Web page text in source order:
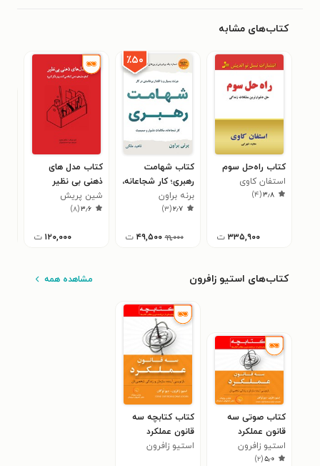
کتاب‌های مشابه
کتاب راه‌حل سوم
استفان کاوی
۳٫۸(۴)
۳۳۵,۹۰۰ ت
٪۵۰
کتاب شهامت
رهبری؛ کار شجاعانه،
مکالمات دشوار و
صمیمیت
برنه براون
۲٫۷(۳)
۹۹,۰۰۰ ۴۹,۵۰۰ ت
کتاب مدل های
ذهنی بی نظیر
شین پریش
۳٫۶(۸)
۱۲۰,۰۰۰ ت
کتاب‌های استیو زافرون مشاهده همه
کتاب صوتی سه
قانون عملکرد
استیو زافرون
۵٫۰(۲)
کتاب کتابچه سه
قانون عملکرد
استیو زافرون